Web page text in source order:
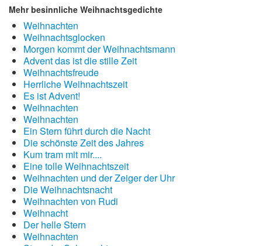
Mehr besinnliche Weihnachtsgedichte
Weihnachten
Weihnachtsglocken
Morgen kommt der Weihnachtsmann
Advent das ist die stille Zeit
Weihnachtsfreude
Herrliche Weihnachtszeit
Es ist Advent!
Weihnachten
Weihnachten
Ein Stern führt durch die Nacht
Die schönste Zeit des Jahres
Kum tram mit mir....
Eine tolle Weihnachtszeit
Weihnachten und der Zeiger der Uhr
Die Weihnachtsnacht
Weihnachten von Rudi
Weihnacht
Der helle Stern
Weihnachten